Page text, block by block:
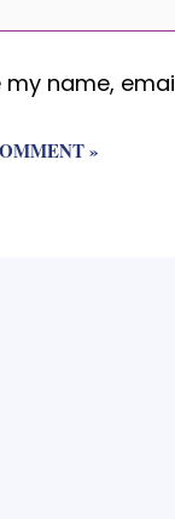
my name,